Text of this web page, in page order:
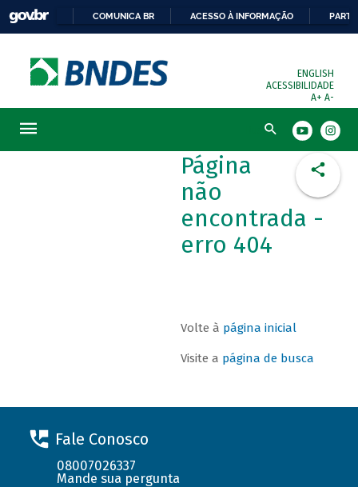
COMUNICA BR ACESSO À INFORMAÇÃO
ENGLISH
ACESSIBILIDADE
A+ A-
Busca
Página
não
encontrada -
erro 404
Volte à página inicial
Visite a página de busca
Fale Conosco
08007026337
Mande sua pergunta